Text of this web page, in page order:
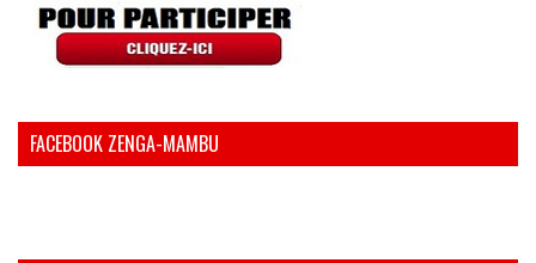
FACEBOOK ZENGA-MAMBU